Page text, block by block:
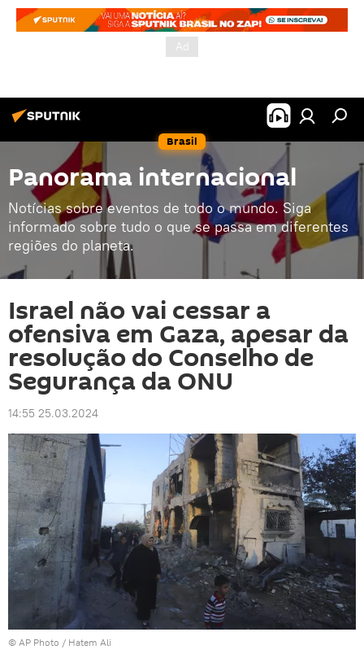
Brasil
Panorama internacional
Notícias sobre eventos de todo o mundo. Siga
informado sobre tudo o que se passa em diferentes
regiões do planeta.
Israel não vai cessar a
ofensiva em Gaza, apesar da
resolução do Conselho de
Segurança da ONU
14:55 25.03.2024
© AP Photo / Hatem Ali